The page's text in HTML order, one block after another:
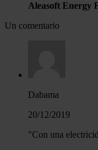
Aleasoft Energy
Un comentario
Dabama
20/12/2019
"Con una